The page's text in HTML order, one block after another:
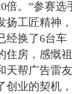
倍。”参赛
扬工匠精神
经换了6台车
住房，感慨
天帮广告雷
创业的契机